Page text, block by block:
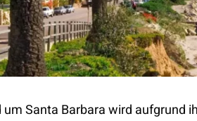
um Santa Barbara wird aufgrund